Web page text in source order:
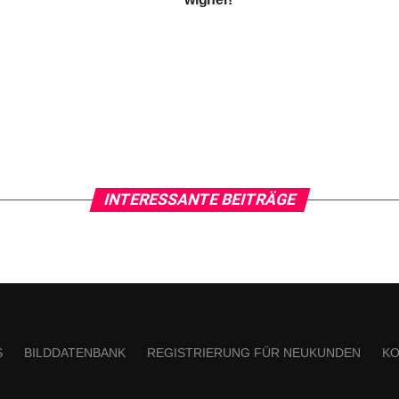
INTERESSANTE BEITRÄGE
BILDDATENBANK REGISTRIERUNG FÜR NEUKUNDEN